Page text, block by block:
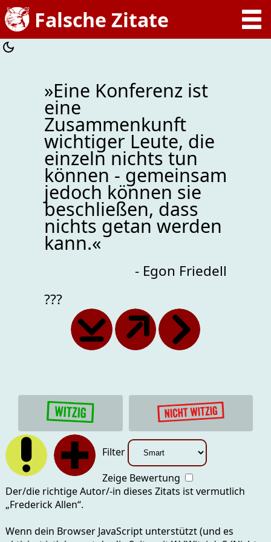
»Eine Konferenz ist
eine
Zusammenkunft
wichtiger Leute, die
einzeln nichts tun
können - gemeinsam
jedoch können sie
beschließen, dass
nichts getan werden
kann.«
- Egon Friedell
???
Filter
Zeige Bewertung
Der/die richtige Autor/-in dieses Zitats ist vermutlich
„Frederick Allen“.
Wenn dein Browser JavaScript unterstützt (und es